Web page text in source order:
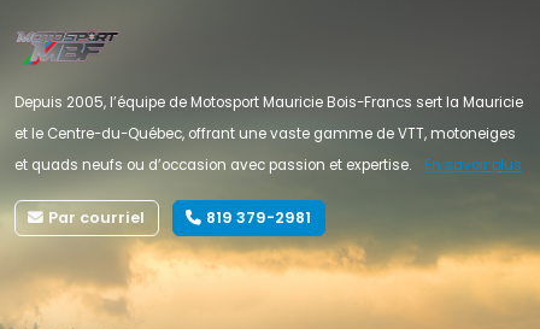
Depuis 2005, l’équipe de Motosport Mauricie Bois-Francs sert la Mauricie
et le Centre-du-Québec, offrant une vaste gamme de VTT, motoneiges
et quads neufs ou d’occasion avec passion et expertise.
En savoir plus
Par courriel 819 379-2981